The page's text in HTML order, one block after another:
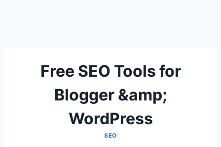
Free SEO Tools for
Blogger &amp;
WordPress
SEO